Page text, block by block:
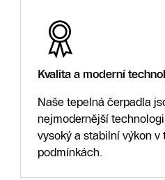
Kvalita a moderní
Naše tepelná čerpadla
nejmodernější
vysoký a stabilní výkon
podmínkách.